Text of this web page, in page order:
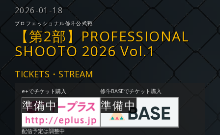
2026-01-18
プロフェッショナル修斗公式戦
【第2部】PROFESSIONAL
SHOOTO 2026 Vol.1
TICKETS・STREAM
e+でチケット購入 修斗BASEでチケット購入
配信予定は調整中